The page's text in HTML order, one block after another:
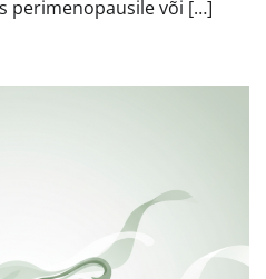
perimenopausile või […]